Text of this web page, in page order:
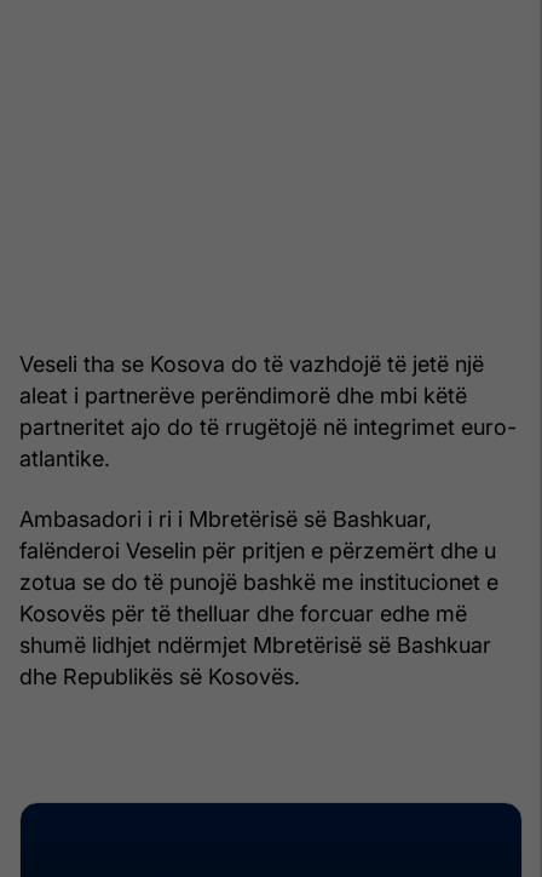
Veseli tha se Kosova do të vazhdojë të jetë një
aleat i partnerëve perëndimorë dhe mbi këtë
partneritet ajo do të rrugëtojë në integrimet euro-
atlantike.
Ambasadori i ri i Mbretërisë së Bashkuar,
falënderoi Veselin për pritjen e përzemërt dhe u
zotua se do të punojë bashkë me institucionet e
Kosovës për të thelluar dhe forcuar edhe më
shumë lidhjet ndërmjet Mbretërisë së Bashkuar
dhe Republikës së Kosovës.​